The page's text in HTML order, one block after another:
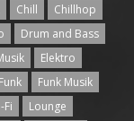
Chill
Chillhop
Drum and Bass
Elektro
Funk
Funk Musik
Fi
Lounge